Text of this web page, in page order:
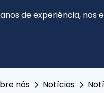
de experiência,
nós Notícias